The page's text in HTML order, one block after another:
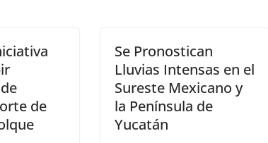
de
Se Pronostican
Lluvias Intensas en el
Sureste Mexicano y
la Península de
Yucatán